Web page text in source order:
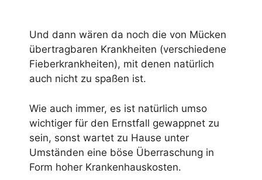
Und dann wären da noch die von Mücken
übertragbaren Krankheiten (verschiedene
Fieberkrankheiten), mit denen natürlich
auch nicht zu spaßen ist.
Wie auch immer, es ist natürlich umso
wichtiger für den Ernstfall gewappnet zu
sein, sonst wartet zu Hause unter
Umständen eine böse Überraschung in
Form hoher Krankenhauskosten.